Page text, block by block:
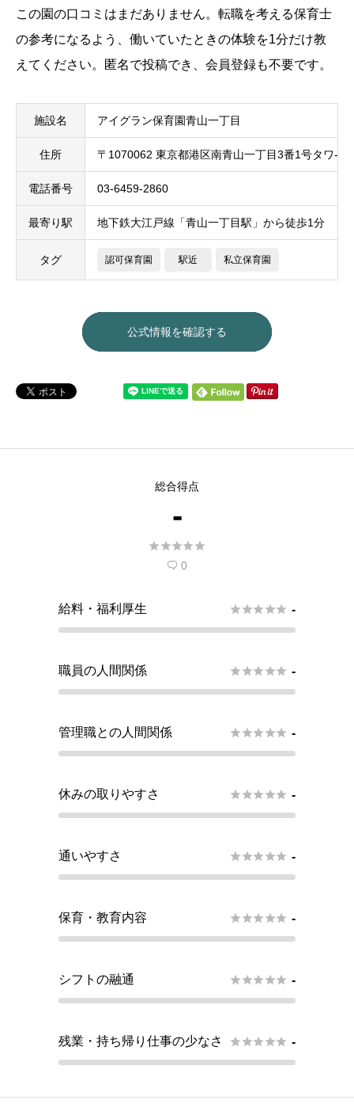
この園の口コミはまだありません。転職を考える保育士
の参考になるよう、働いていたときの体験を1分だけ教
えてください。匿名で投稿でき、会員登録も不要です。
施設名 アイグラン保育園青山一丁目
住所 〒1070062 東京都港区南青山一丁目3番1号タワ-2
電話番号 03-6459-2860
最寄り駅 地下鉄大江戸線「青山一丁目駅」から徒歩1分
タグ 認可保育園 駅近 私立保育園
公式情報を確認する
総合得点
-

 0
給料・福利厚生  -
職員の人間関係  -
管理職との人間関係  -
休みの取りやすさ  -
通いやすさ  -
保育・教育内容  -
シフトの融通  -
残業・持ち帰り仕事の少なさ  -